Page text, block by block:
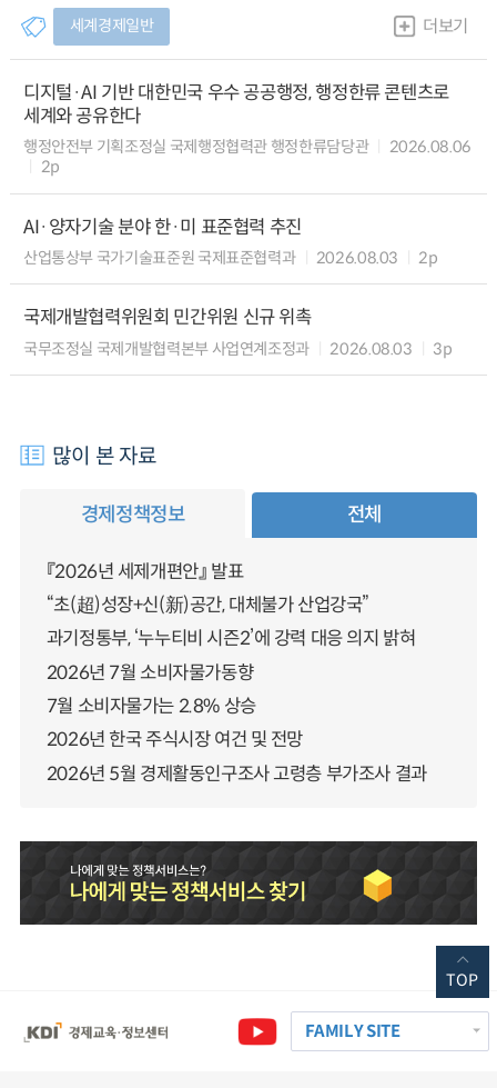
세계경제일반 더보기
디지털·AI 기반 대한민국 우수 공공행정, 행정한류 콘텐츠로
세계와 공유한다
행정안전부 기획조정실 국제행정협력관 행정한류담당관
2026.08.06
2p
AI·양자기술 분야 한·미 표준협력 추진
산업통상부 국가기술표준원 국제표준협력과 2026.08.03 2p
국제개발협력위원회 민간위원 신규 위촉
국무조정실 국제개발협력본부 사업연계조정과 2026.08.03 3p
많이 본 자료
경제정책정보 전체
『2026년 세제개편안』 발표
“초(超)성장+신(新)공간, 대체불가 산업강국”
과기정통부, ‘누누티비 시즌2’에 강력 대응 의지 밝혀
2026년 7월 소비자물가동향
7월 소비자물가는 2.8% 상승
2026년 한국 주식시장 여건 및 전망
2026년 5월 경제활동인구조사 고령층 부가조사 결과
FAMILY SITE
TOP